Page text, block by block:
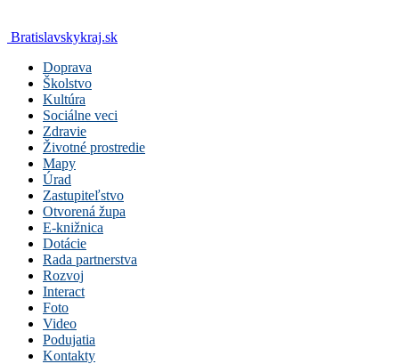
Bratislavskykraj.sk
Doprava
Školstvo
Kultúra
Sociálne veci
Zdravie
Životné prostredie
Mapy
Úrad
Zastupiteľstvo
Otvorená župa
E-knižnica
Dotácie
Rada partnerstva
Rozvoj
Interact
Foto
Video
Podujatia
Kontakty